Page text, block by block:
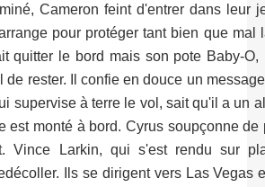
Cameron feint d'entrer dans leur
pour protéger tant bien que
quitter le bord mais son pote Baby-
de rester. Il confie en douce un
supervise à terre le vol, sait qu'il a un
est monté à bord. Cyrus soupçonne
Vince Larkin, qui s'est rendu sur
Ils se dirigent vers Las Vegas